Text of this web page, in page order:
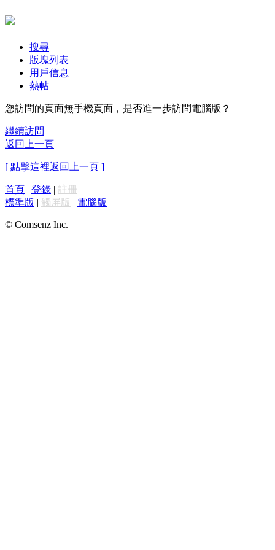
搜尋
版塊列表
用戶信息
熱帖
您訪問的頁面無手機頁面，是否進一步訪問電腦版？
繼續訪問
返回上一頁
[ 點擊這裡返回上一頁 ]
首頁 | 登錄 | 註冊
標準版 | 觸屏版 | 電腦版 |
© Comsenz Inc.